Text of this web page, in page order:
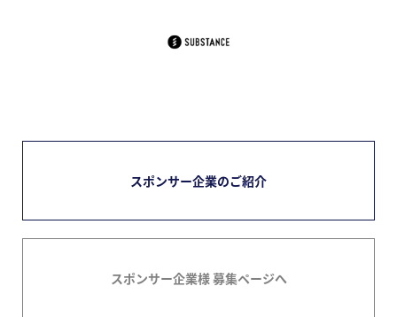
スポンサー企業のご紹介
スポンサー企業様 募集ページへ